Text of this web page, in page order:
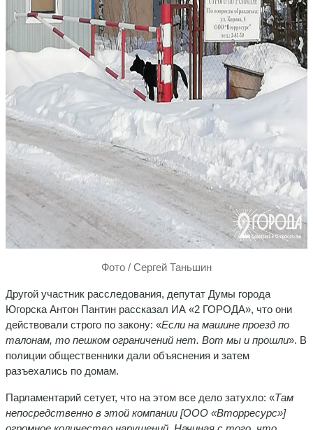
Фото / Сергей Таньшин
Другой участник расследования, депутат Думы города
Югорска Антон Пантин рассказал ИА «2 ГОРОДА», что они
действовали строго по закону: «Если на машине проезд по
талонам, то пешком ограничений нет. Вот мы и прошли». В
полиции общественники дали объяснения и затем
разъехались по домам.
Парламентарий сетует, что на этом все дело затухло: «Там
непосредственно в этой компании [ООО «Вторресурс»]